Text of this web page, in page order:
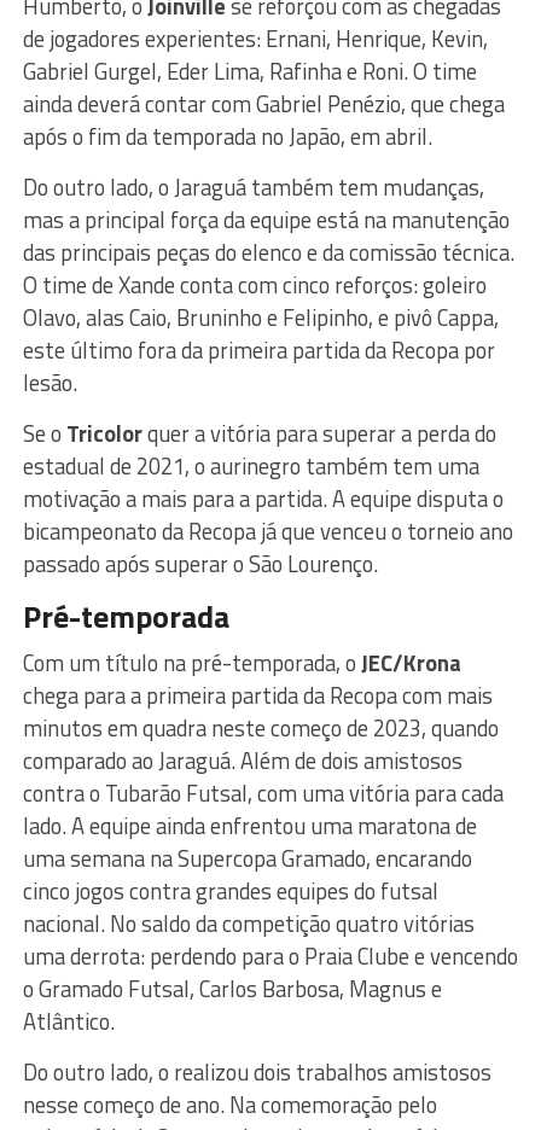
de jogadores experientes: Ernani, Henrique, Kevin,
Gabriel Gurgel, Eder Lima, Rafinha e Roni. O time
ainda deverá contar com Gabriel Penézio, que chega
após o fim da temporada no Japão, em abril.
Do outro lado, o Jaraguá também tem mudanças,
mas a principal força da equipe está na manutenção
das principais peças do elenco e da comissão técnica.
O time de Xande conta com cinco reforços: goleiro
Olavo, alas Caio, Bruninho e Felipinho, e pivô Cappa,
este último fora da primeira partida da Recopa por
lesão.
Se o Tricolorquer a vitória para superar a perda do
estadual de 2021, o aurinegro também tem uma
motivação a mais para a partida. A equipe disputa o
bicampeonato da Recopa já que venceu o torneio ano
passado após superar o São Lourenço.
Pré-temporada
Com um título na pré-temporada, oJEC/Krona
chega para a primeira partida da Recopa com mais
minutos em quadra neste começo de 2023, quando
comparado ao Jaraguá. Além de dois amistosos
contra o Tubarão Futsal, com uma vitória para cada
lado. A equipe ainda enfrentou uma maratona de
uma semana na Supercopa Gramado, encarando
cinco jogos contra grandes equipes do futsal
nacional. No saldo da competição quatro vitórias
uma derrota: perdendo para o Praia Clube e vencendo
o Gramado Futsal, Carlos Barbosa, Magnus e
Atlântico.
Do outro lado, o realizou dois trabalhos amistosos
nesse começo de ano. Na comemoração pelo